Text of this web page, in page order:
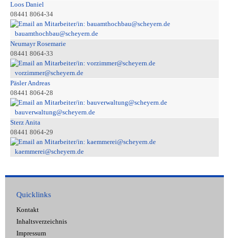
Loos Daniel
08441 8064-34
bauamthochbau@scheyern.de
Neumayr Rosemarie
08441 8064-33
vorzimmer@scheyern.de
Päsler Andreas
08441 8064-28
bauverwaltung@scheyern.de
Sterz Anita
08441 8064-29
kaemmerei@scheyern.de
Quicklinks
Kontakt
Inhaltsverzeichnis
Impressum